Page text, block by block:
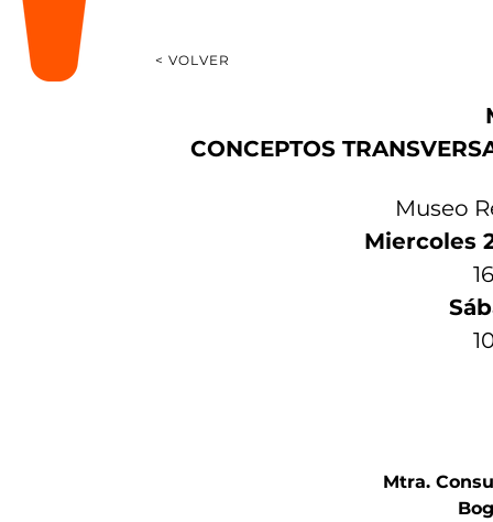
< VOLVER
CONCEPTOS
Museo
Miercoles
Mtra.